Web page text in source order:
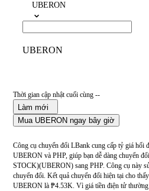
UBERON
UBERON
Thời gian cập nhật cuối cùng --
Làm mới
Mua UBERON ngay bây giờ
Công cụ chuyển đổi LBank cung cấp tỷ giá hối
UBERON và PHP, giúp bạn dễ dàng chuyển
STOCK)(UBERON) sang PHP. Công cụ này
chuyển đổi. Kết quả chuyển đổi hiện tại cho
UBERON là ₱4.53K. Vì giá tiền điện tử